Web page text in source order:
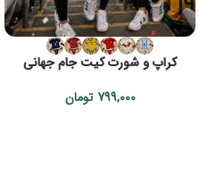
کراپ و شورت کیت جام جهانی
799,000 تومان